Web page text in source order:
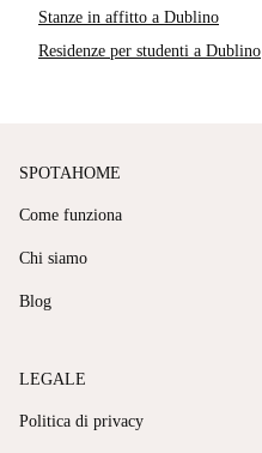
Stanze in affitto a Dublino
Residenze per studenti a Dublino
SPOTAHOME
Come funziona
Chi siamo
Blog
LEGALE
Politica di privacy